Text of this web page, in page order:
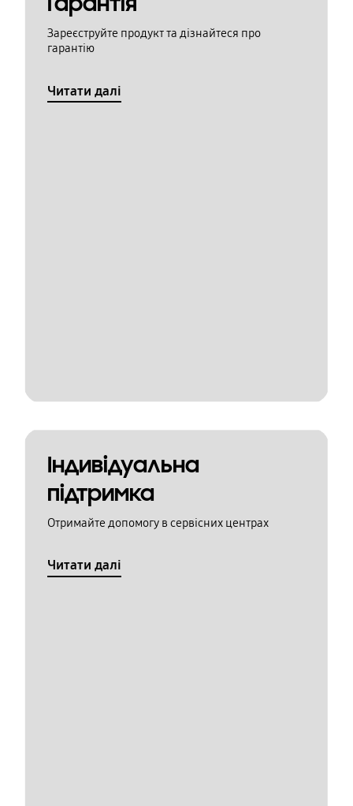
Зареєструйте продукт та дізнайтеся про
гарантію
Читати далі
Індивідуальна
підтримка
Отримайте допомогу в сервісних центрах
Читати далі